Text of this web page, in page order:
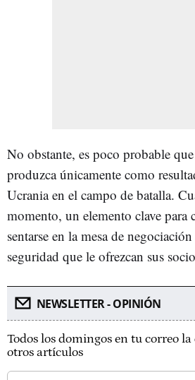
No obstante, es poco probable
produzca únicamente como
Ucrania en el campo de batalla.
momento, un elemento clave para
sentarse en la mesa de
seguridad que le ofrezcan sus
NEWSLETTER - OPINIÓN
Todos los domingos en tu correo
otros artículos